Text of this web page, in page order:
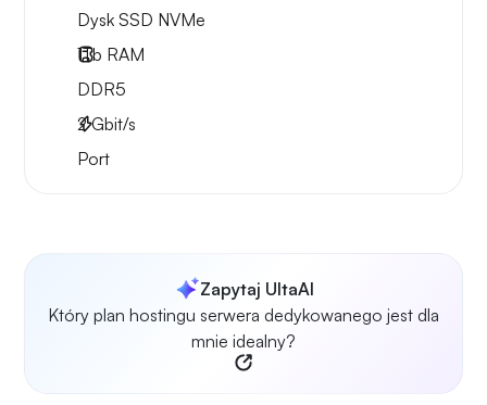
Dysk SSD NVMe
1Tb RAM
DDR5
2Gbit/s
Port
Zapytaj UltaAI
Który plan hostingu serwera dedykowanego jest dla
mnie idealny?